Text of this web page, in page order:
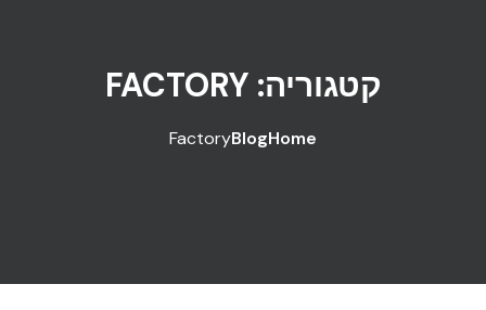
קטגוריה: FACTORY
Home
Blog
Factory